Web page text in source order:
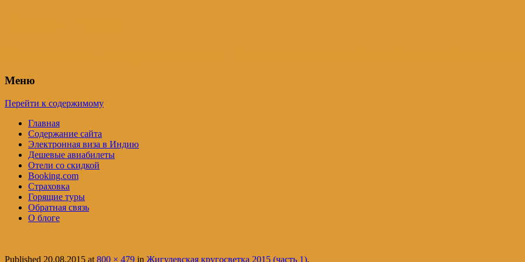
Меню
Перейти к содержимому
Главная
Содержание сайта
Электронная виза в Индию
Дешевые авиабилеты
Отели со скидкой
Booking.com
Страховка
Горящие туры
Обратная связь
О блоге
Published 20.08.2015 at800 × 479 in Жигулевская кругосветка 2015 (часть 1).